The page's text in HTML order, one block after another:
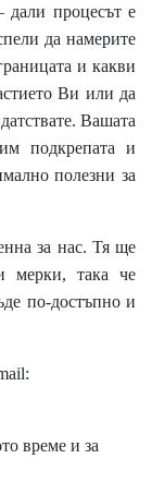
процесът е
да намерите
и какви
Ви или да
Вашата
подкрепата и
полезни за
за нас. Тя ще
мерки, така че
по-достъпно и
време и за